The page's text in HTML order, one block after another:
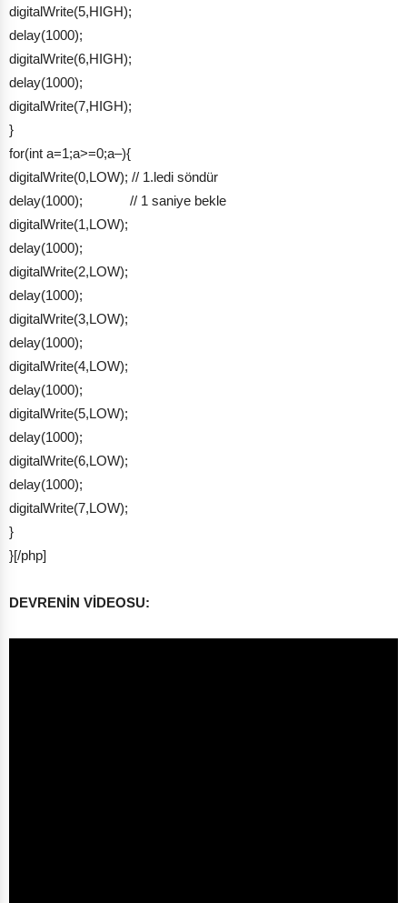
digitalWrite(5,HIGH);
delay(1000);
digitalWrite(6,HIGH);
delay(1000);
digitalWrite(7,HIGH);
}
for(int a=1;a>=0;a–){
digitalWrite(0,LOW); // 1.ledi söndür
delay(1000); // 1 saniye bekle
digitalWrite(1,LOW);
delay(1000);
digitalWrite(2,LOW);
delay(1000);
digitalWrite(3,LOW);
delay(1000);
digitalWrite(4,LOW);
delay(1000);
digitalWrite(5,LOW);
delay(1000);
digitalWrite(6,LOW);
delay(1000);
digitalWrite(7,LOW);
}
}[/php]
DEVRENİN VİDEOSU: